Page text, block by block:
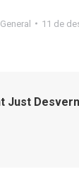
General 11 de
Just Desvern